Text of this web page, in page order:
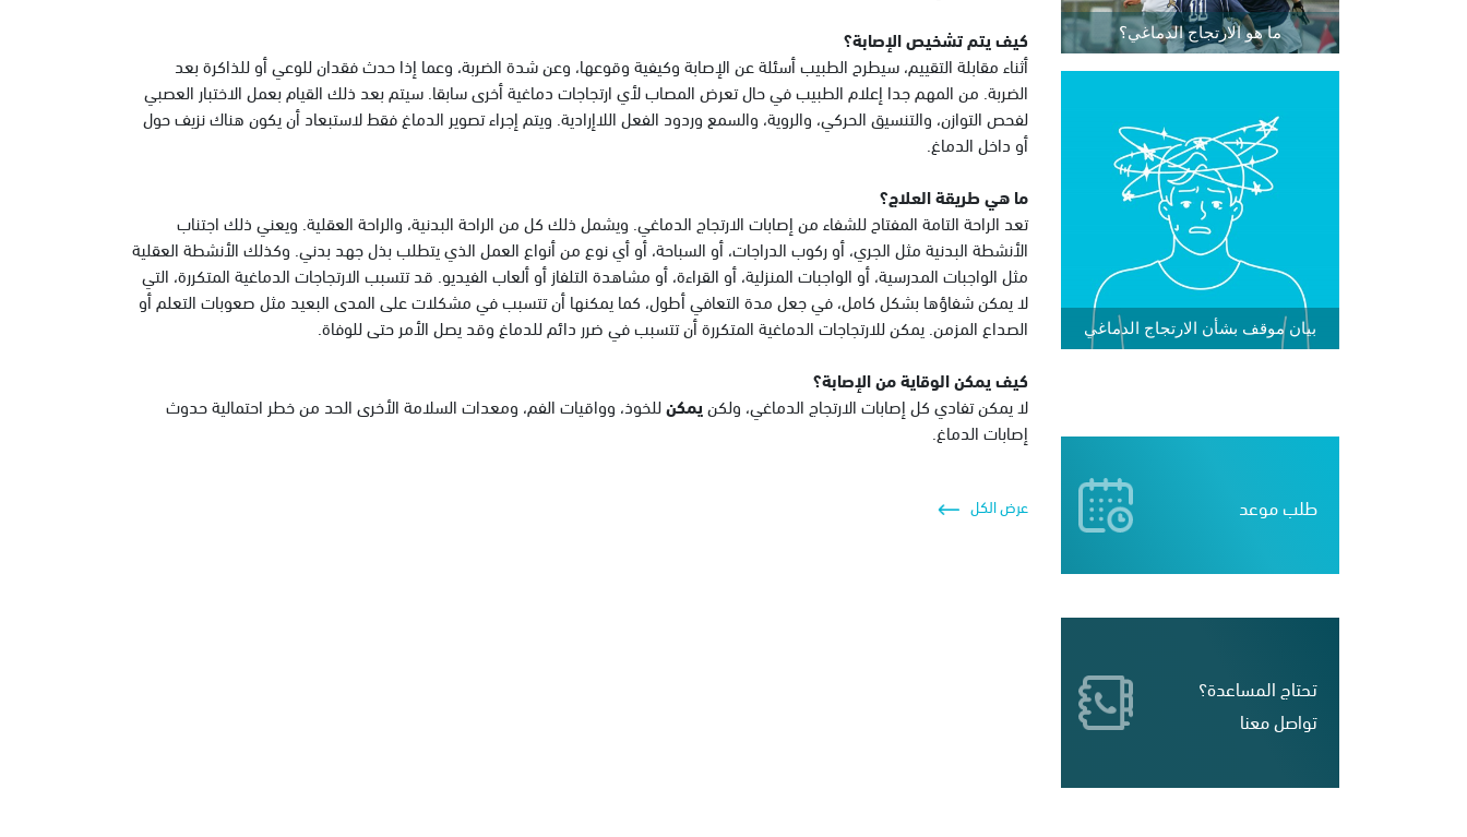
ما هو الارتجاج الدماغي؟
بيان موقف بشأن الارتجاج الدماغي
طلب موعد
تحتاج المساعدة؟
تواصل معنا
كيف يتم تشخيص الإصابة؟
أثناء مقابلة التقييم، سيطرح الطبيب أسئلة عن الإصابة وكيفية وقوعها، وعن شدة الضربة، وعما إذا حدث فقدان للوعي أو للذاكرة بعد
الضربة. من المهم جدا إعلام الطبيب في حال تعرض المصاب لأي ارتجاجات دماغية أخرى سابقا. سيتم بعد ذلك القيام بعمل الاختبار العصبي
لفحص التوازن، والتنسيق الحركي، والروية، والسمع وردود الفعل اللاإرادية. ويتم إجراء تصوير الدماغ فقط لاستبعاد أن يكون هناك نزيف حول
أو داخل الدماغ.
ما هي طريقة العلاج؟
تعد الراحة التامة المفتاح للشفاء من إصابات الارتجاج الدماغي. ويشمل ذلك كل من الراحة البدنية، والراحة العقلية. ويعني ذلك اجتناب
الأنشطة البدنية مثل الجري، أو ركوب الدراجات، أو السباحة، أو أي نوع من أنواع العمل الذي يتطلب بذل جهد بدني. وكذلك الأنشطة العقلية
مثل الواجبات المدرسية، أو الواجبات المنزلية، أو القراءة، أو مشاهدة التلفاز أو ألعاب الفيديو. قد تتسبب الارتجاجات الدماغية المتكررة، التي
لا يمكن شفاؤها بشكل كامل، في جعل مدة التعافي أطول، كما يمكنها أن تتسبب في مشكلات على المدى البعيد مثل صعوبات التعلم أو
الصداع المزمن. يمكن للارتجاجات الدماغية المتكررة أن تتسبب في ضرر دائم للدماغ وقد يصل الأمر حتى للوفاة.
كيف يمكن الوقاية من الإصابة؟
لا يمكن تفادي كل إصابات الارتجاج الدماغي، ولكن يمكن للخوذ، وواقيات الفم، ومعدات السلامة الأخرى الحد من خطر احتمالية حدوث
إصابات الدماغ.
عرض الكل